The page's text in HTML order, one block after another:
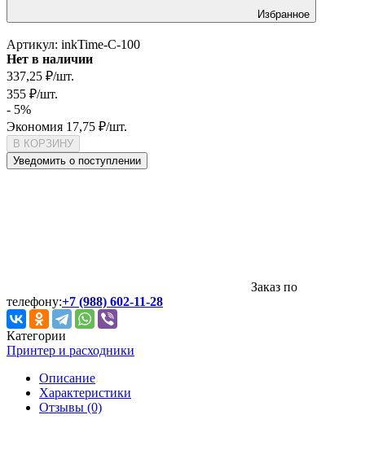
Избранное
Артикул: inkTime-C-100
Нет в наличии
337,25 ₽/шт.
355 ₽/шт.
- 5%
Экономия 17,75 ₽/шт.
В КОРЗИНУ
Уведомить о поступлении
Заказ по
телефону:+7 (988) 602-11-28
Категории
Принтер и расходники
Описание
Характеристики
Отзывы (0)